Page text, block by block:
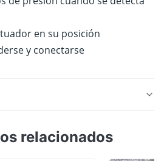
en su posición
y conectarse
salida a otro cuando detecta
relacionados